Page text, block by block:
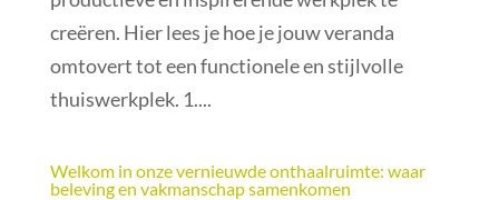
creëren. Hier lees je hoe je jouw veranda
omtovert tot een functionele en stijlvolle
thuiswerkplek. 1....
Welkom in onze vernieuwde onthaalruimte: waar
beleving en vakmanschap samenkomen